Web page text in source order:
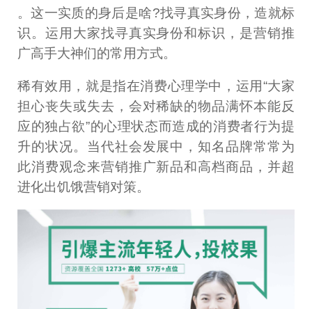
。这一实质的身后是啥?找寻真实身份，造就标
识。运用大家找寻真实身份和标识，是营销推
广高手大神们的常用方式。
稀有效用，就是指在消费心理学中，运用“大家
担心丧失或失去，会对稀缺的物品满怀本能反
应的独占欲”的心理状态而造成的消费者行为提
升的状况。当代社会发展中，知名品牌常常为
此消费观念来营销推广新品和高档商品，并超
进化出饥饿营销对策。